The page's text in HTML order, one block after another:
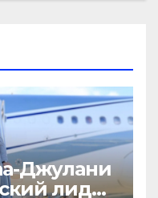
Джулани
лидер